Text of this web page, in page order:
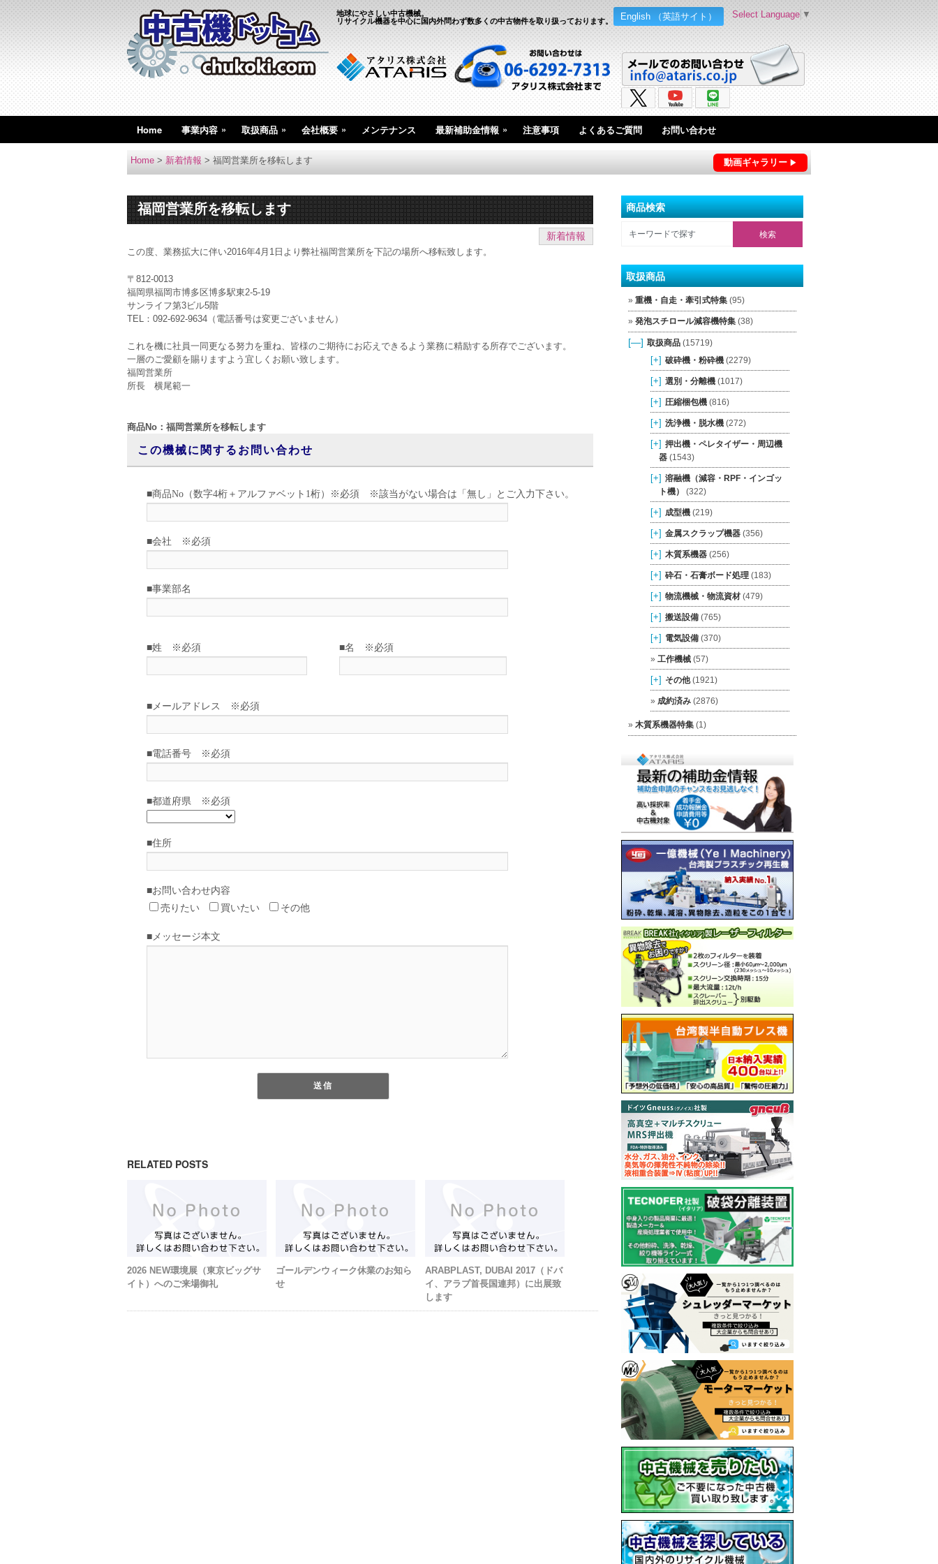
English （英語サイト）
地球にやさしい中古機械。
リサイクル機器を中心に国内外問わず数多くの中古物件を取り扱っております。
Select Language ▼
Home 事業内容 » 取扱商品 » 会社概要 » メンテナンス 最新補助金情報 » 注意事項 よくあるご質問 お問い合わせ
動画ギャラリー
Home > 新着情報 > 福岡営業所を移転します
福岡営業所を移転します
新着情報
この度、業務拡大に伴い2016年4月1日より弊社福岡営業所を下記の場所へ移転致します。
〒812-0013
福岡県福岡市博多区博多駅東2-5-19
サンライフ第3ビル5階
TEL：092-692-9634（電話番号は変更ございません）
これを機に社員一同更なる努力を重ね、皆様のご期待にお応えできるよう業務に精励する所存でございます。
一層のご愛顧を賜りますよう宜しくお願い致します。
福岡営業所
所長 横尾範一
商品No：福岡営業所を移転します
この機械に関するお問い合わせ
RELATED POSTS
2026 NEW環境展（東京ビッグサ
イト）へのご来場御礼
ゴールデンウィーク休業のお知ら
せ
ARABPLAST, DUBAI 2017（ドバ
イ、アラブ首長国連邦）に出展致
します
商品検索
取扱商品
重機・自走・牽引式特集(95)
発泡スチロール減容機特集(38)
[—] 取扱商品(15719)
[+] 破砕機・粉砕機(2279)
[+] 選別・分離機(1017)
[+] 圧縮梱包機(816)
[+] 洗浄機・脱水機(272)
[+] 押出機・ペレタイザー・周辺機
器(1543)
[+] 溶融機（減容・RPF・インゴッ
ト機）
(322)
[+] 成型機(219)
[+] 金属スクラップ機器(356)
[+] 木質系機器(256)
[+] 砕石・石膏ボード処理(183)
[+] 物流機械・物流資材(479)
[+] 搬送設備(765)
[+] 電気設備(370)
工作機械(57)
[+] その他(1921)
成約済み(2876)
木質系機器特集(1)